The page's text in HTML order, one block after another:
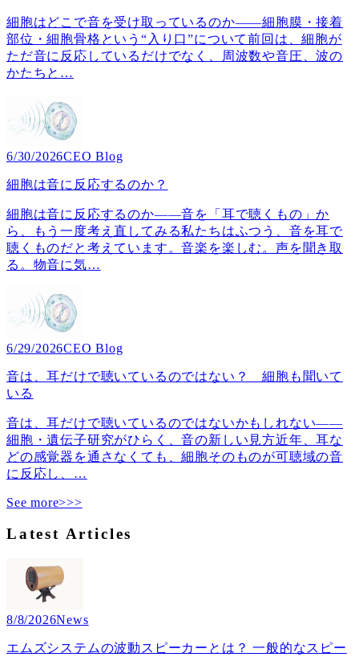
細胞はどこで音を受け取っているのか――細胞膜・接着
部位・細胞骨格という“入り口”について前回は、細胞が
ただ音に反応しているだけでなく、周波数や音圧、波の
かたちと …
6/30/2026CEO Blog
細胞は音に反応するのか？
細胞は音に反応するのか――音を「耳で聴くもの」か
ら、もう一度考え直してみる私たちはふつう、音を耳で
聴くものだと考えています。音楽を楽しむ。声を聞き取
る。物音に気…
6/29/2026CEO Blog
音は、耳だけで聴いているのではない？ 細胞も聞いて
いる
音は、耳だけで聴いているのではないかもしれない――
細胞・遺伝子研究がひらく、音の新しい見方近年、耳な
どの感覚器を通さなくても、細胞そのものが可聴域の音
に反応し、 …
See more>>>
Latest Articles
8/8/2026News
エムズシステムの波動スピーカーとは？ 一般的なスピー